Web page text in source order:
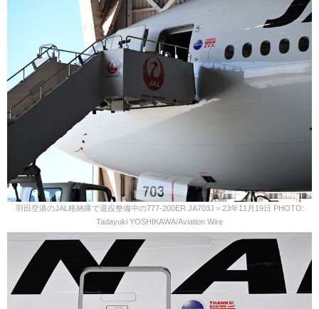
羽田空港のJAL格納庫で退役整備中の777-200ER JA703J＝23年11月19日 PHOTO:
Tadayuki YOSHIKAWA/Aviation Wire